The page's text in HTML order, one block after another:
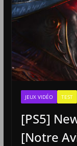
JEUX VIDÉO TEST
[PS5]
[Notre